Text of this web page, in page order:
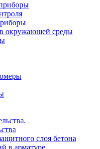
окружающей среды
слоя бетона
в арматуре